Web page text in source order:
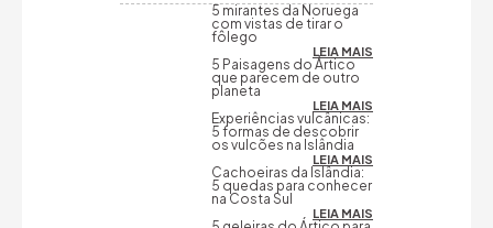
5 mirantes da Noruega
com vistas de tirar o
fôlego
LEIA MAIS
5 Paisagens do Ártico
que parecem de outro
planeta
LEIA MAIS
Experiências vulcânicas:
5 formas de descobrir
os vulcões na Islândia
LEIA MAIS
Cachoeiras da Islândia:
5 quedas para conhecer
na Costa Sul
LEIA MAIS